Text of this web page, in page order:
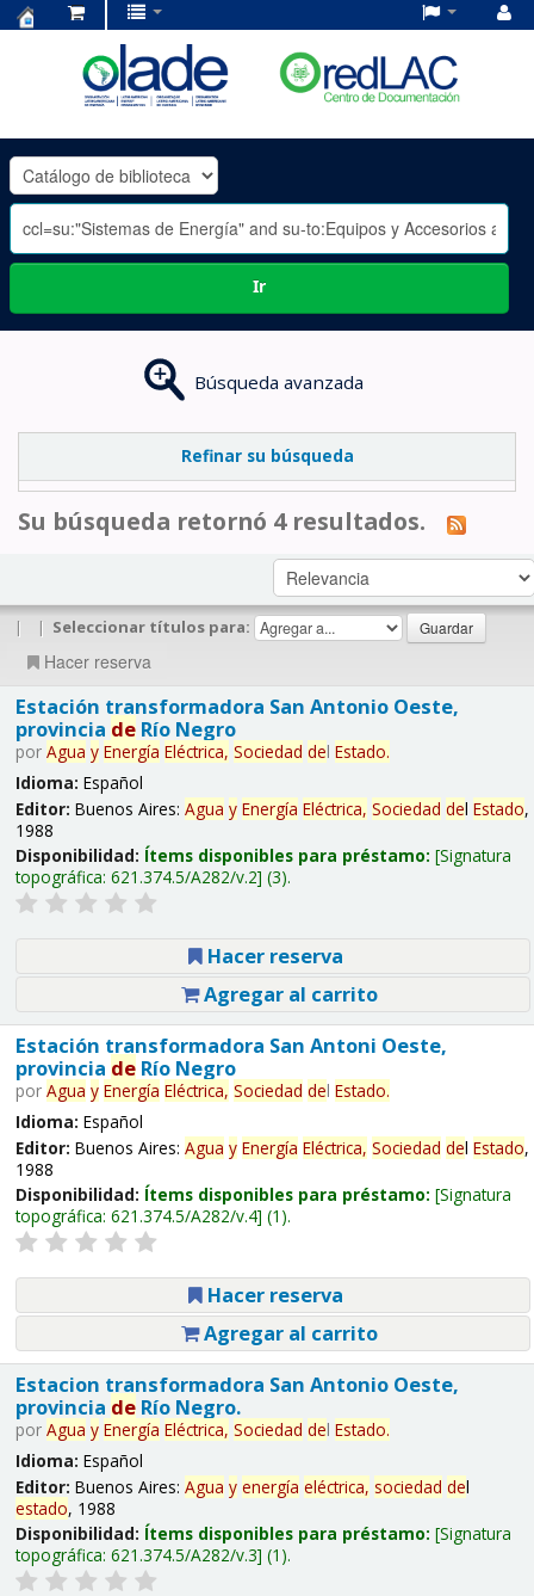
OLADE
-
Ir
Búsqueda avanzada
Refinar su búsqueda
Su búsqueda retornó 4 resultados.
| | Seleccionar títulos para:
Hacer reserva
Estación transformadora San Antonio Oeste,
provincia deRío Negro
por Agua y Energía Eléctrica, Sociedad del Estado.
Idioma: Español
Editor: Buenos Aires: Agua y Energía Eléctrica, Sociedad del Estado,
1988
Disponibilidad: Ítems disponibles para préstamo: Signatura
topográfica: 621.374.5/A282/v.2 (3).
Hacer reserva
Agregar al carrito
Estación transformadora San Antoni Oeste,
provincia deRío Negro
por Agua y Energía Eléctrica, Sociedad del Estado.
Idioma: Español
Editor: Buenos Aires: Agua y Energía Eléctrica, Sociedad del Estado,
1988
Disponibilidad: Ítems disponibles para préstamo: Signatura
topográfica: 621.374.5/A282/v.4 (1).
Hacer reserva
Agregar al carrito
Estacion transformadora San Antonio Oeste,
provincia deRío Negro.
por Agua y Energía Eléctrica, Sociedad del Estado.
Idioma: Español
Editor: Buenos Aires: Agua y energía eléctrica, sociedad del
estado, 1988
Disponibilidad: Ítems disponibles para préstamo: Signatura
topográfica: 621.374.5/A282/v.3 (1).